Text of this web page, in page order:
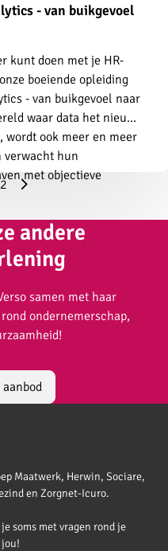
- van buikgevoel
kunt doen met je HR-
boeiende opleiding
- van buikgevoel naar
waar data het nieuwe
ook meer en meer
verwacht hun
met objectieve
2
andere
samen met haar
ondernemerschap,
Maatwerk, Herwin, Sociare,
en Zorgnet-Icuro.
soms met vragen rond je
jou!